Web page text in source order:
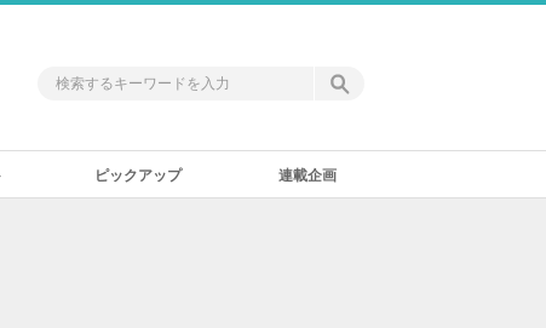
ピックアップ 連載企画